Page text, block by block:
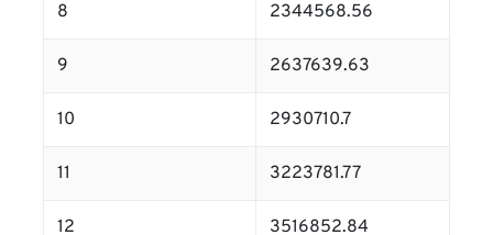
8 2344568.56
9 2637639.63
10 2930710.7
11 3223781.77
12 3516852.84